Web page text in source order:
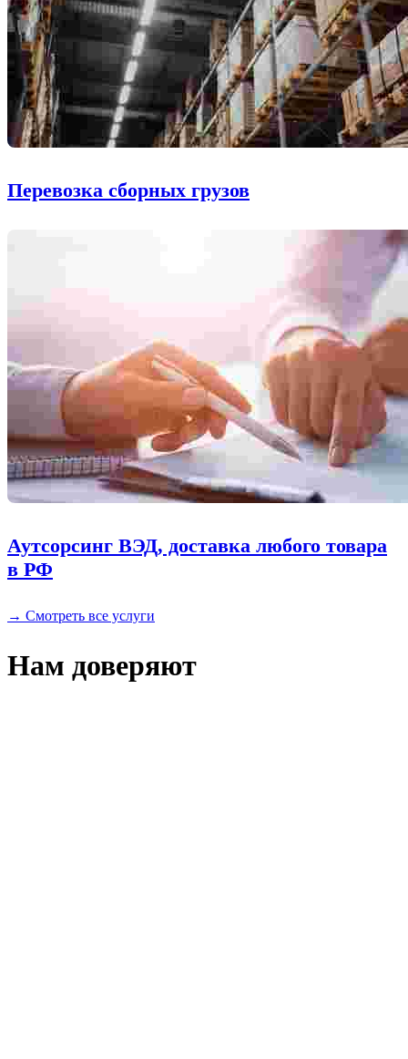
Перевозка сборных грузов
Аутсорсинг ВЭД, доставка любого товара
в РФ
→ Смотреть все услуги
Нам доверяют